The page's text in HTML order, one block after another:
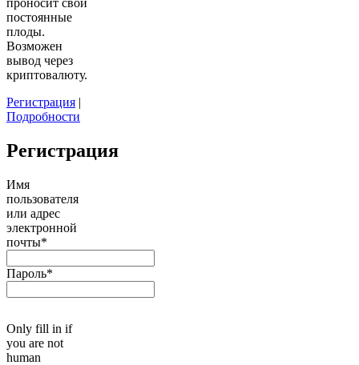
проносит свои
постоянные
плоды.
Возможен
вывод через
криптовалюту.
Регистрация |
Подробности
Регистрация
Имя
пользователя
или адрес
электронной
почты*
Пароль*
Only fill in if
you are not
human